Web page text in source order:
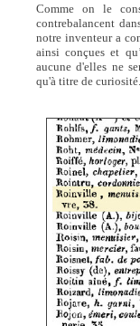
Comme on le
contrebalancent
notre inventeur a
ainsi conçues et
aucune d'elles ne
qu'à titre de curiosité.